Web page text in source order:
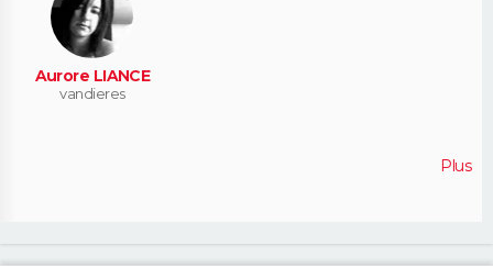
Aurore LIANCE
vandieres
Plus